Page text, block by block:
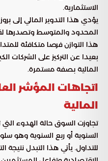
الاستثمارية.
يؤدي هذا التدوير المالي إلى
المحدود والمتوسط وتصدرها
هذا التوازن فرصا متكافئة
بعيدا عن التركيز على الشركات
المالية بصفة مستمرة.
اتجاهات المؤشر
المالية
تجاوزت السوق حالة الهدوء التي
السنوية أو ربع السنوية وهو
للتداول. يأتي هذا التبدل نتيجة